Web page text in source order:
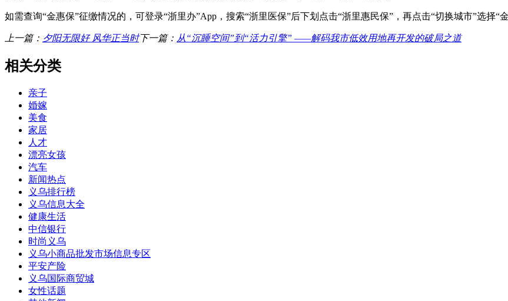
如需查询“金惠保”征缴情况的，可登录“浙里办”App，搜索“浙里医保”后下划点击“浙里惠民保”，再点击“切换城市”选择“
上一篇： 夕阳无限好 风华正当时下一篇： 从“沉睡空间”到“活力引擎” ——解码我市低效用地再开发的破局之道
相关分类
亲子
婚嫁
美食
家居
人才
漂亮女孩
汽车
新闻热点
义乌排行榜
义乌信息大全
健康生活
中信银行
时尚义乌
义乌小商品批发市场信息专区
平安产险
义乌国际商贸城
女性话题